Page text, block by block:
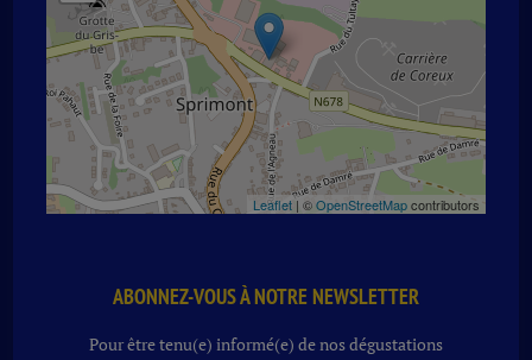
Leaflet| ©OpenStreetMapcontributors
ABONNEZ-VOUS À NOTRE NEWSLETTER
Pour être tenu(e) informé(e) de nos dégustations